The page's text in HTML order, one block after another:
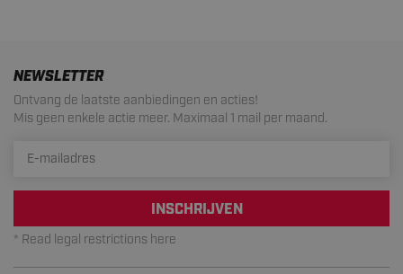
NEWSLETTER
Ontvang de laatste aanbiedingen en acties!
Mis geen enkele actie meer. Maximaal 1 mail per maand.
INSCHRIJVEN
* Read legal restrictions here